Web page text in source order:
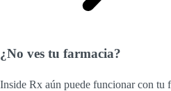
¿No ves tu farmacia?
Inside Rx aún puede funcionar con tu